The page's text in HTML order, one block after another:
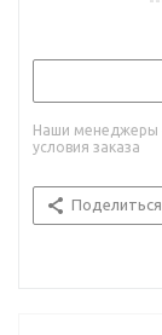
Наши менеджеры
условия заказа
Поделиться